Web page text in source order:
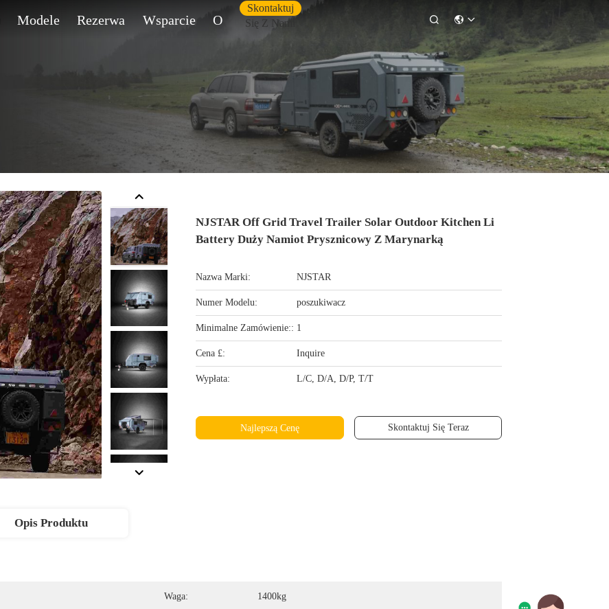
Modele Rezerwa Wsparcie O
Skontaktuj
Się Z Nami

NJSTAR Off Grid Travel Trailer Solar Outdoor Kitchen Li
Battery Duży Namiot Prysznicowy Z Marynarką
Nazwa Marki: NJSTAR
Numer Modelu: poszukiwacz
Minimalne Zamówienie:: 1
Cena £: Inquire
Wypłata: L/C, D/A, D/P, T/T
Najlepszą Cenę Skontaktuj Się Teraz
Opis Produktu
Waga: 1400kg